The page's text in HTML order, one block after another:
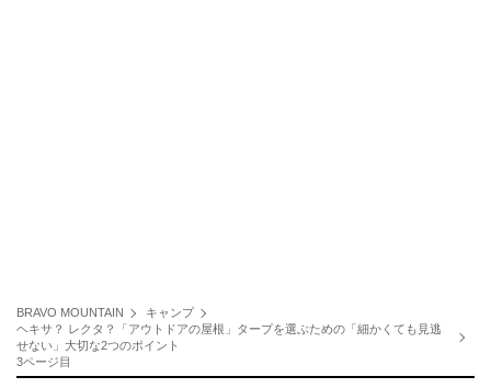
BRAVO MOUNTAIN
キャンプ
ヘキサ？ レクタ？「アウトドアの屋根」タープを選ぶための「細かくても見逃
せない」大切な2つのポイント
3ページ目